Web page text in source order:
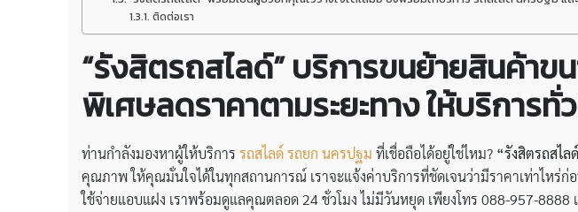
ติดต่อเรา
“รังสิตรถสไลด์” บริการขนย้ายสินค้า
พิเศษลดราคาตามระยะทาง ให้บริการ
ท่านกำลังมองหาผู้ให้บริการ รถสไลด์ รถยก นครปฐม ที่เชื่อถือได้อยู่ใช่ไหม? “รังสิตรถสไล
คุณภาพ ให้คุณมั่นใจได้ในทุกสถานการณ์ เราจะแจ้งค่าบริการที่ชัดเจนว่ามีราคาเท่าไหร่
ใช้จ่ายแอบแฝง เราพร้อมดูแลคุณตลอด 24 ชั่วโมง ไม่มีวันหยุด เพียงโทร 088-957-8888